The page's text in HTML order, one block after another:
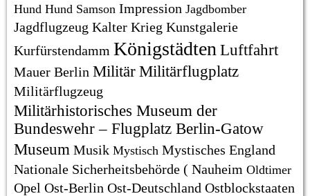
Hund Hund Samson Impression Jagdbomber
Jagdflugzeug Kalter Krieg Kunstgalerie
Kurfürstendamm Königstädten Luftfahrt
Mauer Berlin Militär Militärflugplatz
Militärflugzeug
Militärhistorisches Museum der
Bundeswehr – Flugplatz Berlin-Gatow
Museum Musik Mystisch Mystisches England
Nationale Sicherheitsbehörde ( Nauheim Oldtimer
Opel Ost-Berlin Ost-Deutschland Ostblockstaaten